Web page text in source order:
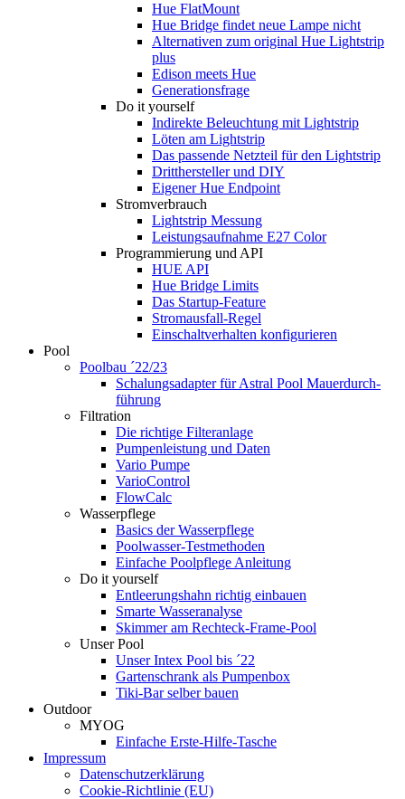
Hue FlatMount
Hue Bridge findet neue Lampe nicht
Alternativen zum original Hue Lightstrip
plus
Edison meets Hue
Generationsfrage
Do it yourself
Indirekte Beleuchtung mit Lightstrip
Löten am Lightstrip
Das passende Netzteil für den Lightstrip
Dritthersteller und DIY
Eigener Hue Endpoint
Stromverbrauch
Lightstrip Messung
Leistungsaufnahme E27 Color
Programmierung und API
HUE API
Hue Bridge Limits
Das Startup-Feature
Stromausfall-Regel
Einschaltverhalten konfigurieren
Pool
Poolbau ´22/23
Schalungs­adapter für Astral Pool Mauer­durch­
führung
Filtration
Die richtige Filter­anlage
Pumpenleistung und Daten
Vario Pumpe
Vario­Control
FlowCalc
Wasserpflege
Basics der Wasserpflege
Poolwasser-Testmethoden
Einfache Poolpflege Anleitung
Do it yourself
Ent­leerungs­hahn richtig einbauen
Smarte Wasseranalyse
Skimmer am Rechteck-Frame-Pool
Unser Pool
Unser Intex Pool bis ´22
Gartenschrank als Pumpenbox
Tiki-Bar selber bauen
Outdoor
MYOG
Einfache Erste-Hilfe-Tasche
Impressum
Datenschutzerklärung
Cookie-Richtlinie (EU)